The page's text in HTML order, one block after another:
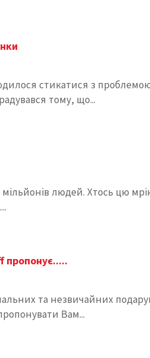
стикатися з
тому, що...
людей. Хтось цю
пропонує.....
та незвичайних
Вам...